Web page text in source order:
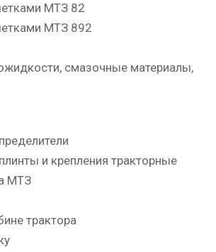
МТЗ 82
МТЗ 892
смазочные материалы,
и крепления тракторные
МТЗ
трактора